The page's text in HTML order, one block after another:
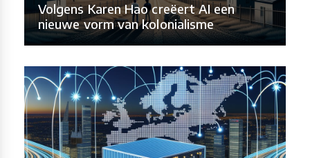
Volgens Karen Hao creëert AI een
nieuwe vorm van kolonialisme